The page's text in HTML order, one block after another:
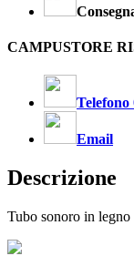
CAMPUSTORE
Telefono
Email
Descrizione
Tubo sonoro in